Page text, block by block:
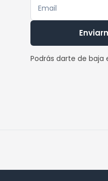
Podrás darte de